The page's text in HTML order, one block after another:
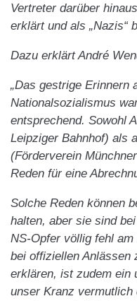
Vertreter darüber
erklärt und als „Nazis“
Dazu erklärt André
„Das gestrige Erinnern
Nationalsozialismus
entsprechend. Sowohl
Leipziger Bahnhof) als
(Förderverein
Reden für eine
Solche Reden können
halten, aber sie sind
NS-Opfer völlig fehl
bei offiziellen Anlässen
erklären, ist zudem ein
unser Kranz vermutlich